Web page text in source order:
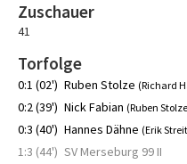
Zuschauer
41
Torfolge
0:1 (02') Ruben Stolze (Richard
0:2 (39') Nick Fabian (Ruben
0:3 (40') Hannes Dähne (Erik
1:3 (44') SV Merseburg 99 II